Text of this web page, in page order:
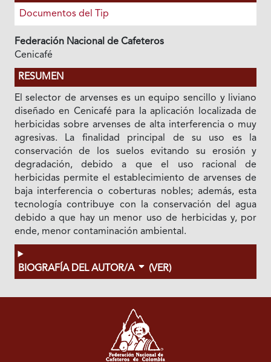
Documentos del Tip
Federación Nacional de Cafeteros
Cenicafé
RESUMEN
El selector de arvenses es un equipo sencillo y liviano
diseñado en Cenicafé para la aplicación localizada de
herbicidas sobre arvenses de alta interferencia o muy
agresivas. La finalidad principal de su uso es la
conservación de los suelos evitando su erosión y
degradación, debido a que el uso racional de
herbicidas permite el establecimiento de arvenses de
baja interferencia o coberturas nobles; además, esta
tecnología contribuye con la conservación del agua
debido a que hay un menor uso de herbicidas y, por
ende, menor contaminación ambiental.
BIOGRAFÍA DEL AUTOR/A (VER)